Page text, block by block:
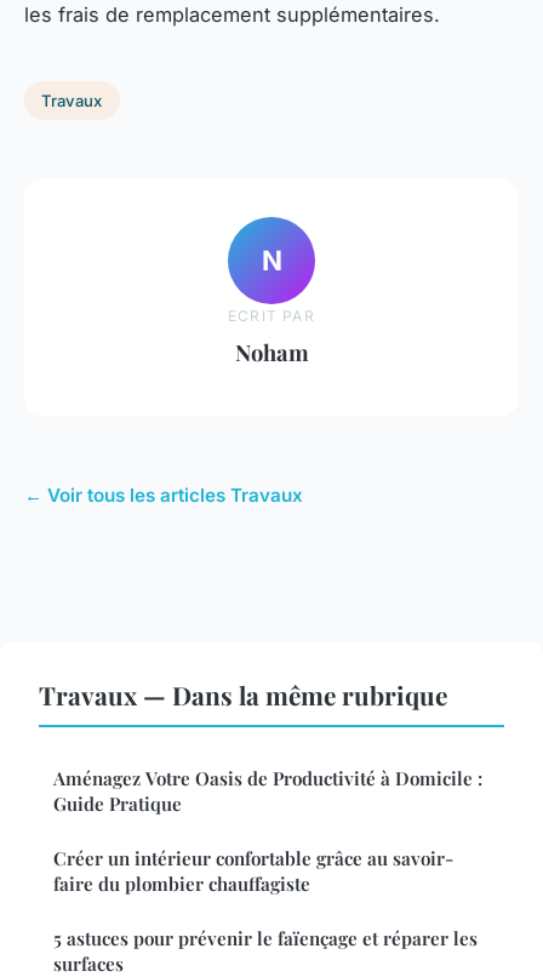
les frais de remplacement supplémentaires.
Travaux
N
ECRIT PAR
Noham
← Voir tous les articles Travaux
Travaux — Dans la même rubrique
Aménagez Votre Oasis de Productivité à Domicile :
Guide Pratique
Créer un intérieur confortable grâce au savoir-
faire du plombier chauffagiste
5 astuces pour prévenir le faïençage et réparer les
surfaces